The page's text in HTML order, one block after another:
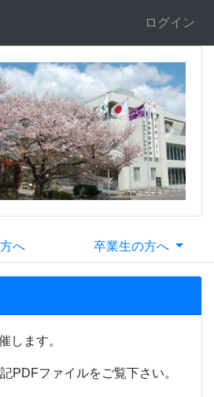
ログイン
Next
へ 卒業生の方へ
します。
PDFファイルをご覧下さい。